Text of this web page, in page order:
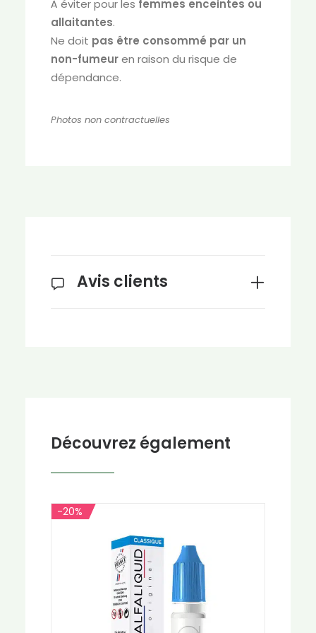
À éviter pour les femmes enceintes ou
allaitantes.
Ne doit pas être consommé par un
non-fumeuren raison du risque de
dépendance.
Photos non contractuelles
Avis clients
Découvrez également
-20%